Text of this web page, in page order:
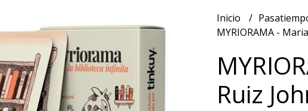
Inicio
MYRIORAMA -
Ruiz